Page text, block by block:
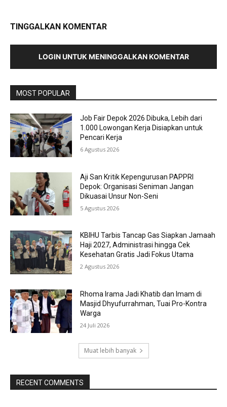
TINGGALKAN KOMENTAR
LOGIN UNTUK MENINGGALKAN KOMENTAR
MOST POPULAR
Job Fair Depok 2026 Dibuka, Lebih dari
1.000 Lowongan Kerja Disiapkan untuk
Pencari Kerja
6 Agustus 2026
Aji San Kritik Kepengurusan PAPPRI
Depok: Organisasi Seniman Jangan
Dikuasai Unsur Non-Seni
5 Agustus 2026
KBIHU Tarbis Tancap Gas Siapkan Jamaah
Haji 2027, Administrasi hingga Cek
Kesehatan Gratis Jadi Fokus Utama
2 Agustus 2026
Rhoma Irama Jadi Khatib dan Imam di
Masjid Dhyufurrahman, Tuai Pro-Kontra
Warga
24 Juli 2026
Muat lebih banyak
RECENT COMMENTS